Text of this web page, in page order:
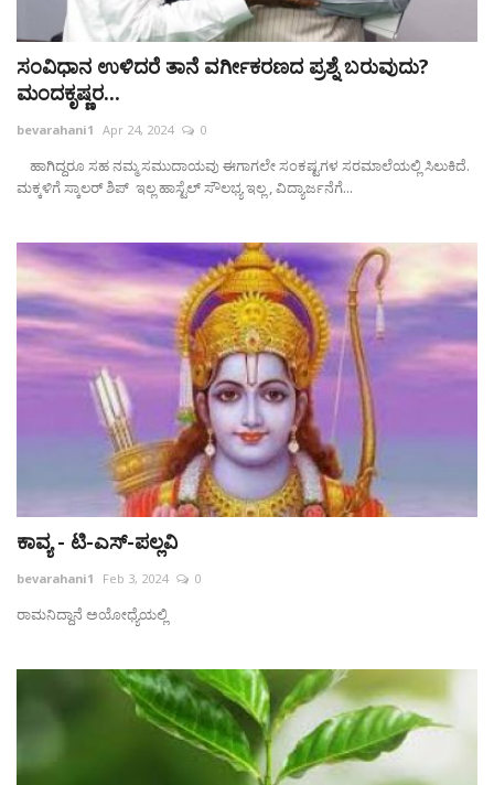
ಸಂವಿಧಾನ ಉಳಿದರೆ ತಾನೆ ವರ್ಗೀಕರಣದ ಪ್ರಶ್ನೆ ಬರುವುದು?
ಮಂದಕೃಷ್ಣರ...
bevarahani1 Apr 24, 2024 0
ಹಾಗಿದ್ದರೂ ಸಹ ನಮ್ಮ ಸಮುದಾಯವು ಈಗಾಗಲೇ ಸಂಕಷ್ಟಗಳ ಸರಮಾಲೆಯಲ್ಲಿ ಸಿಲುಕಿದೆ.
ಮಕ್ಕಳಿಗೆ ಸ್ಕಾಲರ್‌ ಶಿಪ್‌ ಇಲ್ಲ ಹಾಸ್ಟೆಲ್ ಸೌಲಭ್ಯ ಇಲ್ಲ , ವಿದ್ಯಾರ್ಜನೆಗೆ...
ಕಾವ್ಯ - ಟಿ-ಎಸ್-ಪಲ್ಲವಿ
bevarahani1 Feb 3, 2024 0
ರಾಮನಿದ್ದಾನೆ ಅಯೋಧ್ಯೆಯಲ್ಲಿ